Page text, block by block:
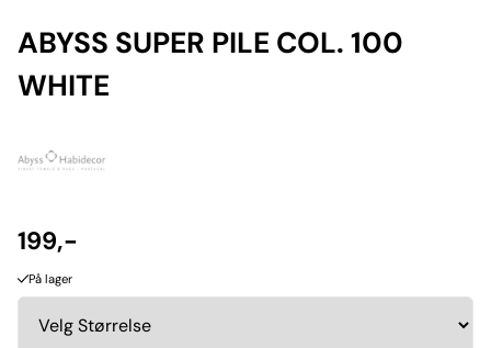
ABYSS SUPER PILE COL. 100
WHITE
199,-
På lager